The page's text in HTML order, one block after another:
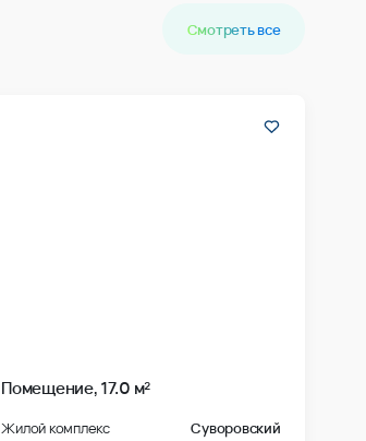
Смотреть все
Помещение, 17.0 м²
Жилой комплекс
Суворовский